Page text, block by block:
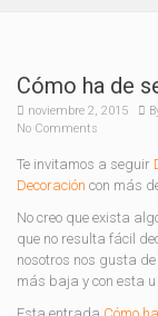
Cómo ha de
noviembre 2, 2015
No Comments
Te invitamos a seguir
Decoración con más
No creo que exista
que no resulta fácil
nosotros nos gusta
más baja y con esta